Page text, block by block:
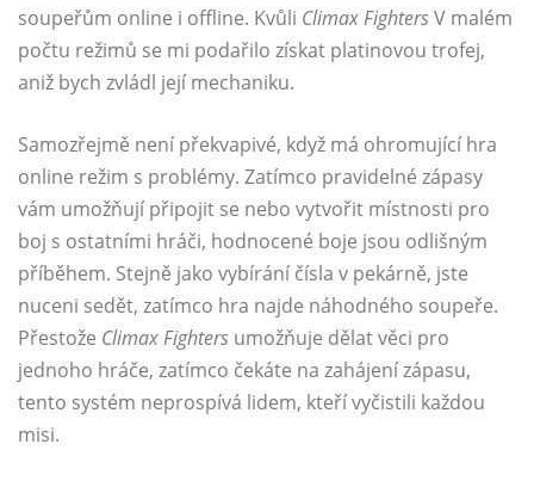
soupeřům online i offline. Kvůli Climax FightersV malém
počtu režimů se mi podařilo získat platinovou trofej,
aniž bych zvládl její mechaniku.
Samozřejmě není překvapivé, když má ohromující hra
online režim s problémy. Zatímco pravidelné zápasy
vám umožňují připojit se nebo vytvořit místnosti pro
boj s ostatními hráči, hodnocené boje jsou odlišným
příběhem. Stejně jako vybírání čísla v pekárně, jste
nuceni sedět, zatímco hra najde náhodného soupeře.
Přestože Climax Fighters umožňuje dělat věci pro
jednoho hráče, zatímco čekáte na zahájení zápasu,
tento systém neprospívá lidem, kteří vyčistili každou
misi.